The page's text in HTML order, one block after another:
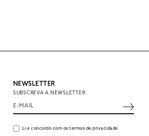
NEWSLETTER
SUBSCREVA A NEWSLETTER
Li e concordo com os termos de privacidade